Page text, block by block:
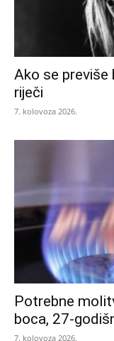
Ako se previše
riječi
7. kolovoza 2026.
Potrebne
boca, 27-
7. kolovoza 2026.